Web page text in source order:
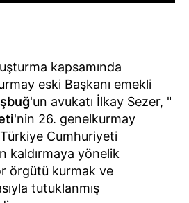
kapsamında
eski Başkanı emekli
'un avukatı İlkay Sezer, "
'nin 26. genelkurmay
Cumhuriyeti
kaldırmaya yönelik
örgütü kurmak ve
tutuklanmış